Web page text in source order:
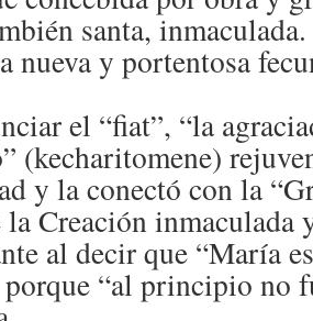
santa,
nueva y portentosa
el “fiat”, “la
(kecharitomene)
y la conectó con la
la Creación inmaculada
al decir que “María
porque “al principio no